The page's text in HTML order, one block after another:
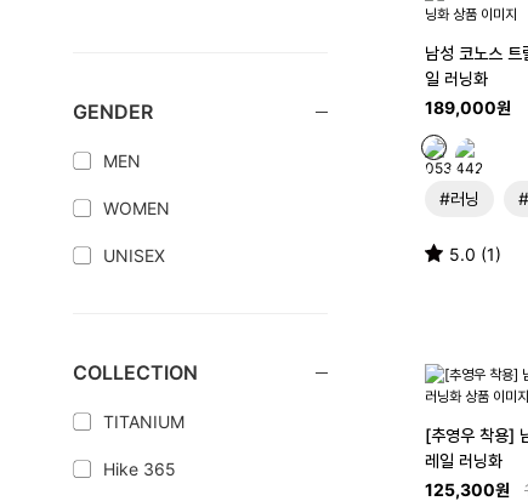
GENDER
MEN
WOMEN
UNISEX
COLLECTION
TITANIUM
Hike 365
남성 코노스
일 러닝화
189,000원
#러닝
5.0 (1)
[추영우 착용]
레일 러닝화
125,300원